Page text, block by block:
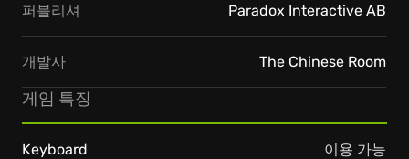
퍼블리셔 Paradox Interactive AB
개발사 The Chinese Room
게임 특징
Keyboard 이용 가능